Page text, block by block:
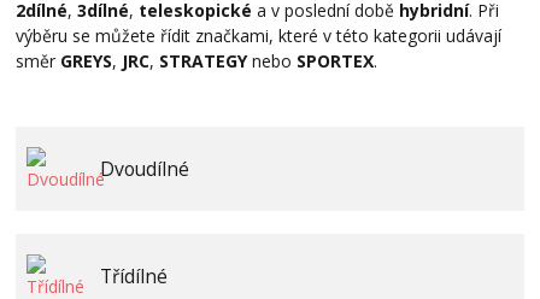
2dílné,3dílné, teleskopické a v poslední době hybridní. Při
výběru se můžete řídit značkami, které v této kategorii udávají
směr GREYS, JRC, STRATEGYnebo SPORTEX.
Dvoudílné
Třídílné